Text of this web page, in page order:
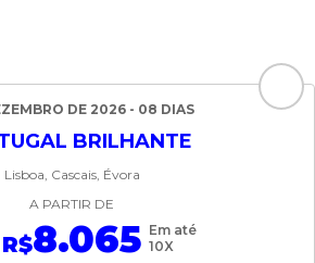
DE 2026 - 08 DIAS
BRILHANTE
Lisboa, Cascais, Évora
A PARTIR DE
R$8.065 Em até
10X